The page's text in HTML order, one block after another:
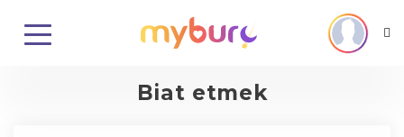
Biat etmek